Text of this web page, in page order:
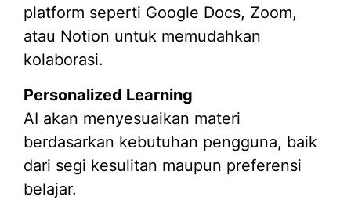
platform seperti Google Docs, Zoom,
atau Notion untuk memudahkan
kolaborasi.
Personalized Learning
AI akan menyesuaikan materi
berdasarkan kebutuhan pengguna, baik
dari segi kesulitan maupun preferensi
belajar.